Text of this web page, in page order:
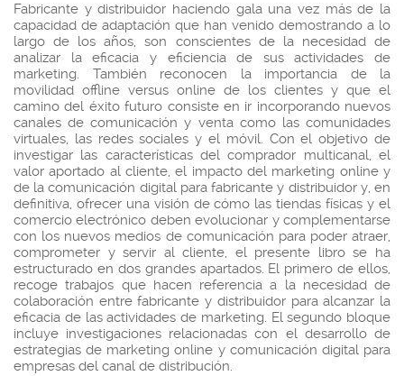
Fabricante y distribuidor haciendo gala una vez más de la
capacidad de adaptación que han venido demostrando a lo
largo de los años, son conscientes de la necesidad de
analizar la eficacia y eficiencia de sus actividades de
marketing. También reconocen la importancia de la
movilidad offline versus online de los clientes y que el
camino del éxito futuro consiste en ir incorporando nuevos
canales de comunicación y venta como las comunidades
virtuales, las redes sociales y el móvil. Con el objetivo de
investigar las características del comprador multicanal, el
valor aportado al cliente, el impacto del marketing online y
de la comunicación digital para fabricante y distribuidor y, en
definitiva, ofrecer una visión de cómo las tiendas físicas y el
comercio electrónico deben evolucionar y complementarse
con los nuevos medios de comunicación para poder atraer,
comprometer y servir al cliente, el presente libro se ha
estructurado en dos grandes apartados. El primero de ellos,
recoge trabajos que hacen referencia a la necesidad de
colaboración entre fabricante y distribuidor para alcanzar la
eficacia de las actividades de marketing. El segundo bloque
incluye investigaciones relacionadas con el desarrollo de
estrategias de marketing online y comunicación digital para
empresas del canal de distribución.